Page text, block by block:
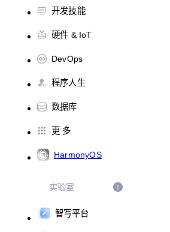
开发技能
硬件 & IoT
DevOps
程序人生
数据库
更 多
HarmonyOS
实验室
智写平台